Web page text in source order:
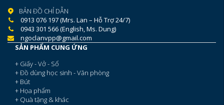
BẢN ĐỒ CHỈ DẪN
0913 076 197 (Mrs. Lan – Hỗ Trợ 24/7)
0943 301 566 (English, Ms. Dung)
ngoclanvpp@gmail.com
SẢN PHẨM CUNG ỨNG
+ Giấy - Vở - Sổ
+ Đồ dùng học sinh - Văn phòng
+ Bút
+ Họa phẩm
+ Quà tặng & khác